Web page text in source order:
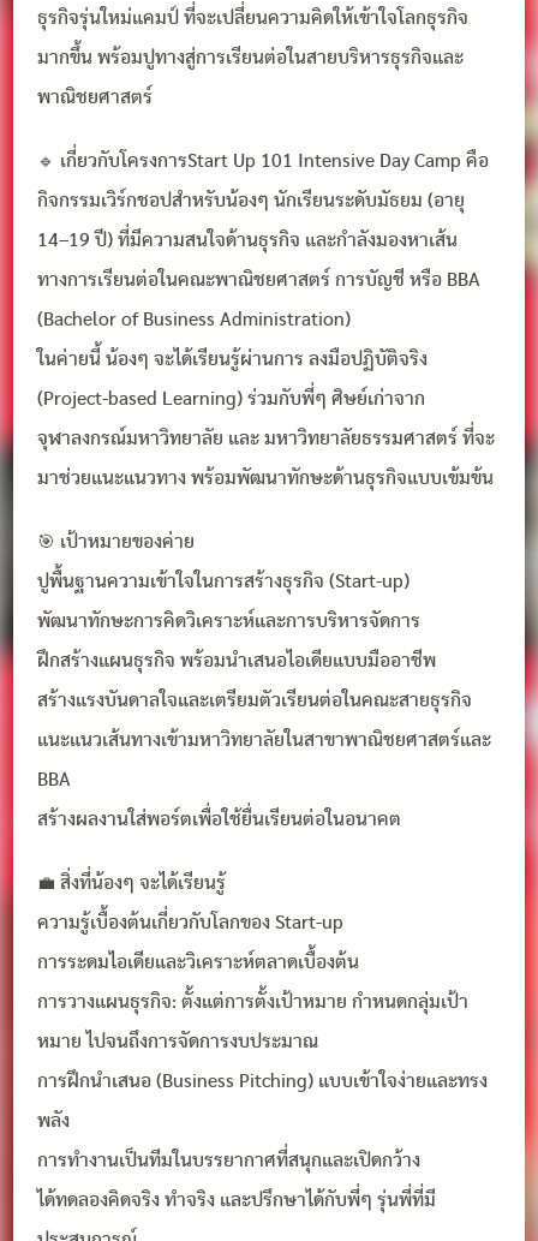
ธุรกิจรุ่นใหม่แคมป์ ที่จะเปลี่ยนความคิดให้เข้าใจโลกธุรกิจ
มากขึ้น พร้อมปูทางสู่การเรียนต่อในสายบริหารธุรกิจและ
พาณิชยศาสตร์
🔹 เกี่ยวกับโครงการStart Up 101 Intensive Day Camp คือ
กิจกรรมเวิร์กชอปสำหรับน้องๆ นักเรียนระดับมัธยม (อายุ
14–19 ปี) ที่มีความสนใจด้านธุรกิจ และกำลังมองหาเส้น
ทางการเรียนต่อในคณะพาณิชยศาสตร์ การบัญชี หรือ BBA
(Bachelor of Business Administration)
ในค่ายนี้ น้องๆ จะได้เรียนรู้ผ่านการ ลงมือปฏิบัติจริง
(Project-based Learning) ร่วมกับพี่ๆ ศิษย์เก่าจาก
จุฬาลงกรณ์มหาวิทยาลัย และ มหาวิทยาลัยธรรมศาสตร์ ที่จะ
มาช่วยแนะแนวทาง พร้อมพัฒนาทักษะด้านธุรกิจแบบเข้มข้น
🎯 เป้าหมายของค่าย
ปูพื้นฐานความเข้าใจในการสร้างธุรกิจ (Start-up)
พัฒนาทักษะการคิดวิเคราะห์และการบริหารจัดการ
ฝึกสร้างแผนธุรกิจ พร้อมนำเสนอไอเดียแบบมืออาชีพ
สร้างแรงบันดาลใจและเตรียมตัวเรียนต่อในคณะสายธุรกิจ
แนะแนวเส้นทางเข้ามหาวิทยาลัยในสาขาพาณิชยศาสตร์และ
BBA
สร้างผลงานใส่พอร์ตเพื่อใช้ยื่นเรียนต่อในอนาคต
💼 สิ่งที่น้องๆ จะได้เรียนรู้
ความรู้เบื้องต้นเกี่ยวกับโลกของ Start-up
การระดมไอเดียและวิเคราะห์ตลาดเบื้องต้น
การวางแผนธุรกิจ: ตั้งแต่การตั้งเป้าหมาย กำหนดกลุ่มเป้า
หมาย ไปจนถึงการจัดการงบประมาณ
การฝึกนำเสนอ (Business Pitching) แบบเข้าใจง่ายและทรง
พลัง
การทำงานเป็นทีมในบรรยากาศที่สนุกและเปิดกว้าง
ได้ทดลองคิดจริง ทำจริง และปรึกษาได้กับพี่ๆ รุ่นพี่ที่มี